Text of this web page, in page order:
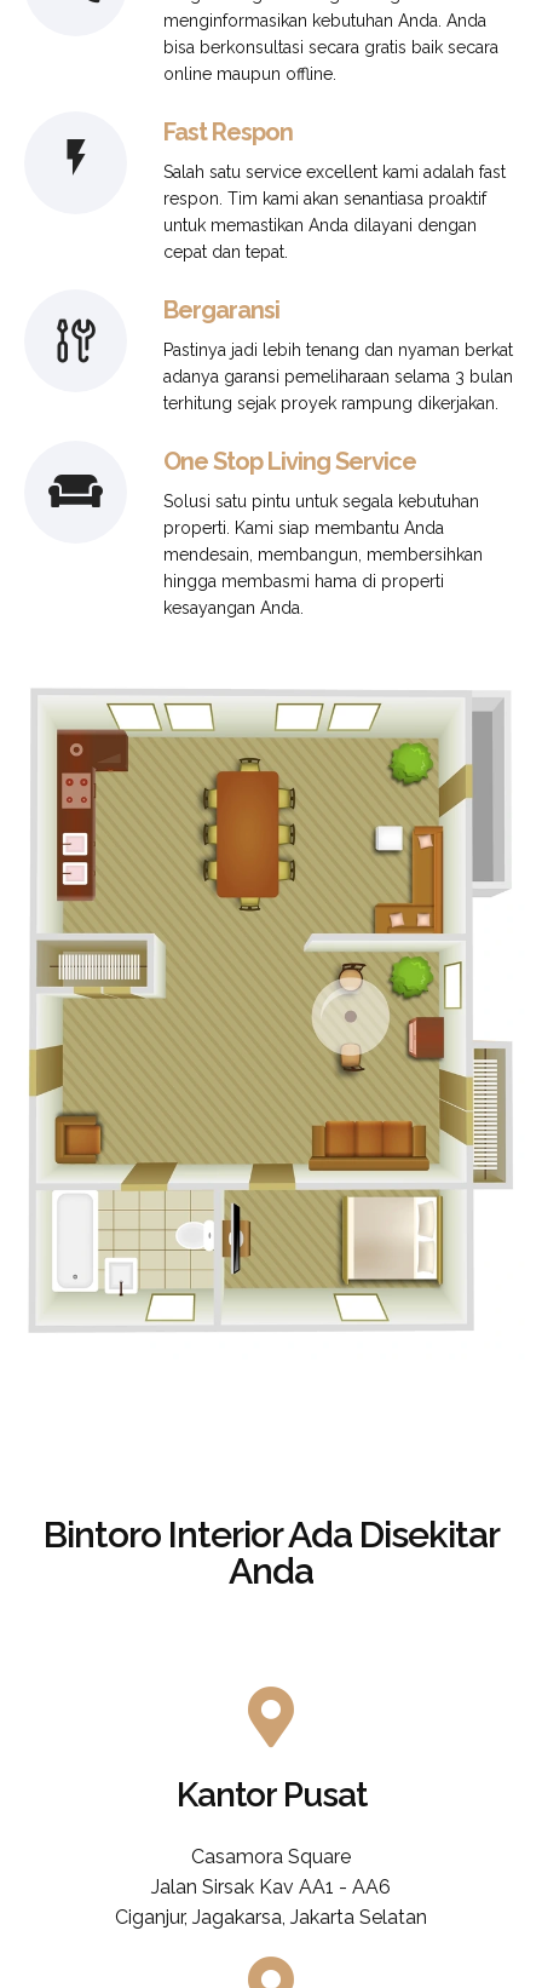
menginformasikan kebutuhan Anda. Anda
bisa berkonsultasi secara gratis baik secara
online maupun offline.
Fast Respon
Salah satu service excellent kami adalah fast
respon. Tim kami akan senantiasa proaktif
untuk memastikan Anda dilayani dengan
cepat dan tepat.
Bergaransi
Pastinya jadi lebih tenang dan nyaman berkat
adanya garansi pemeliharaan selama 3 bulan
terhitung sejak proyek rampung dikerjakan.
One Stop Living Service
Solusi satu pintu untuk segala kebutuhan
properti. Kami siap membantu Anda
mendesain, membangun, membersihkan
hingga membasmi hama di properti
kesayangan Anda.
Bintoro InteriorAda Disekitar
Anda
Kantor Pusat
Casamora Square
Jalan Sirsak Kav AA1 - AA6
Ciganjur, Jagakarsa, Jakarta Selatan